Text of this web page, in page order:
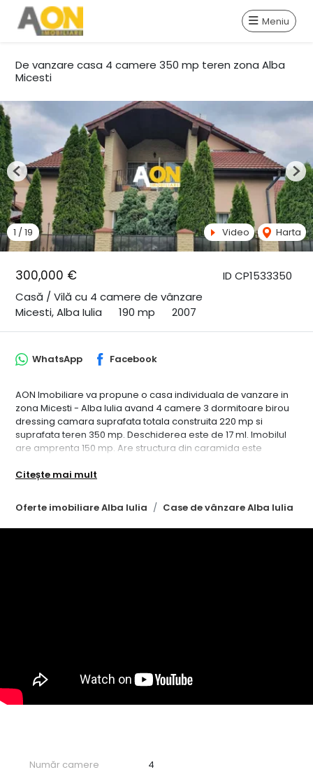
Meniu
De vanzare casa 4 camere 350 mp teren zona Alba
Micesti
ID CP1533350
300,000 €
Casă / Vilă cu 4 camere de vânzare
Micesti, Alba Iulia
190 mp 2007
1 /19 Video Harta
Previous
Oferte imobiliare Alba Iulia Case de vânzare Alba Iulia
WhatsApp Facebook
AON Imobiliare va propune o casa individuala de vanzare in
zona Micesti - Alba Iulia avand 4 camere 3 dormitoare birou
dressing camara suprafata totala construita 220 mp si
suprafata teren 350 mp. Deschiderea este de 17 ml. Imobilul
are amprenta 150 mp. Are structura din caramida este
avand 3 bai 1 bucatarii si 1 balcoane. Dotari : acoperis: tigla;
pvc; incalzire casa: centrala termica; izolatii termice: exterior;
mobilat: complet lux; pereti: faianta lavabil tapet; podele:
parchet gresie marmura granit; structura casa: caramida; tip
Citește mai mult
Număr camere 4